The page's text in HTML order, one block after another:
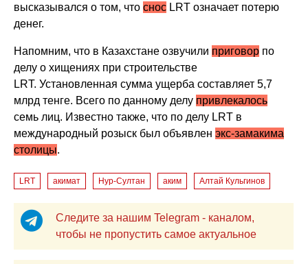
высказывался о том, чтоснос LRT означает потерю
денег.
Напомним, что в Казахстане озвучили приговор по
делу о хищениях при строительстве
LRT. Установленная сумма ущерба составляет 5,7
млрд тенге. Всего по данному делу привлекалось
семь лиц. Известно также, что по делу LRT в
международный розыск был объявленэкс-замакима
столицы.
LRT акимат Нур-Султан аким Алтай Кульгинов
Следите за нашим Telegram - каналом,
чтобы не пропустить самое актуальное